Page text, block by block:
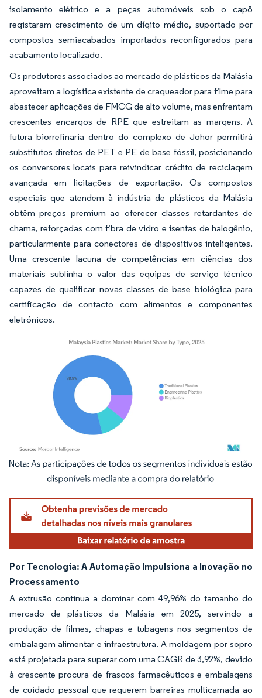
isolamento elétrico e a peças automóveis sob o capô
registaram crescimento de um dígito médio, suportado por
compostos semiacabados importados reconfigurados para
acabamento localizado.
Os produtores associados ao mercado de plásticos da Malásia
aproveitam a logística existente de craqueador para filme para
abastecer aplicações de FMCG de alto volume, mas enfrentam
crescentes encargos de RPE que estreitam as margens. A
futura biorrefinaria dentro do complexo de Johor permitirá
substitutos diretos de PET e PE de base fóssil, posicionando
os conversores locais para reivindicar crédito de reciclagem
avançada em licitações de exportação. Os compostos
especiais que atendem à indústria de plásticos da Malásia
obtêm preços premium ao oferecer classes retardantes de
chama, reforçadas com fibra de vidro e isentas de halogênio,
particularmente para conectores de dispositivos inteligentes.
Uma crescente lacuna de competências em ciências dos
materiais sublinha o valor das equipas de serviço técnico
capazes de qualificar novas classes de base biológica para
certificação de contacto com alimentos e componentes
eletrónicos.
Imagem © Mordor Intelligence. O reuso requer atribuição conforme CC BY 4.0.
Por Tecnologia: A Automação Impulsiona a Inovação no
Processamento
A extrusão continua a dominar com 49,96% do tamanho do
mercado de plásticos da Malásia em 2025, servindo a
produção de filmes, chapas e tubagens nos segmentos de
embalagem alimentar e infraestrutura. A moldagem por sopro
está projetada para superar com uma CAGR de 3,92%, devido
à crescente procura de frascos farmacêuticos e embalagens
de cuidado pessoal que requerem barreiras multicamada ao